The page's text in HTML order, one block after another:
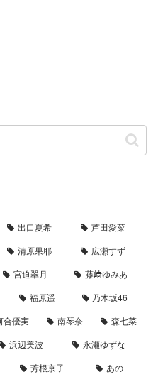
出口夏希
芦田愛菜
清原果耶
広瀬すず
宮迫翠月
藤﨑ゆみあ
福原遥
乃木坂46
合優実 南琴奈
森七菜
浜辺美波
永瀬ゆずな
芳根京子
あの